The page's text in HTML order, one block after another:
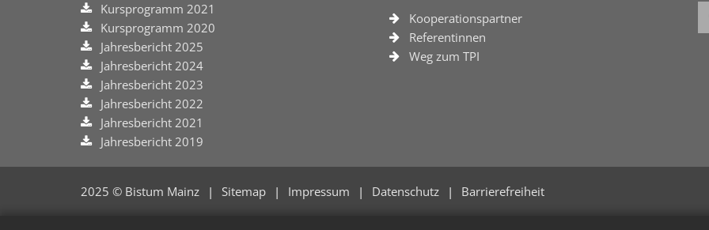
Kursprogramm 2021
Kursprogramm 2020
Jahresbericht 2025
Jahresbericht 2024
Jahresbericht 2023
Jahresbericht 2022
Jahresbericht 2021
Jahresbericht 2019
Kooperationspartner
Referentinnen
Weg zum TPI
2025 © Bistum Mainz Sitemap Impressum Datenschutz Barrierefreiheit